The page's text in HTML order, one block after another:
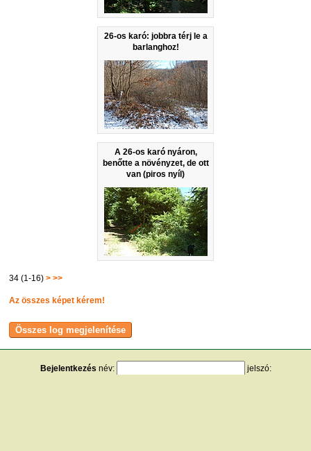
26-os karó: jobbra térj le a
barlanghoz!
A 26-os karó nyáron,
benőtte a növényzet, de ott
van (piros nyíl)
34 (1-16)> >>
Az összes képet kérem!
Bejelentkezés név:
jelszó: